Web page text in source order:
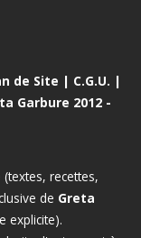
de Site | C.G.U. |
Garbure 2012 -
(textes, recettes,
de Greta
explicite).